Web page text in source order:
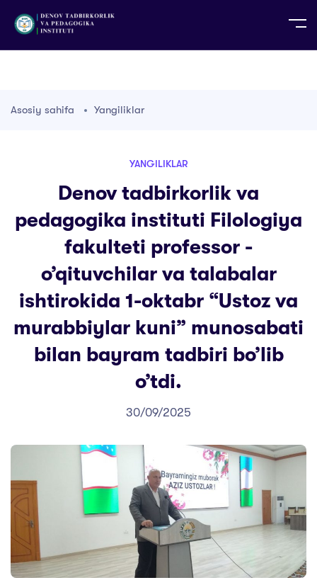
TG TR
Asosiy sahifa Yangiliklar
YANGILIKLAR
Denov tadbirkorlik va
pedagogika instituti Filologiya
fakulteti professor -
o’qituvchilar va talabalar
ishtirokida 1-oktabr “Ustoz va
murabbiylar kuni” munosabati
bilan bayram tadbiri bo’lib
o’tdi.
30/09/2025